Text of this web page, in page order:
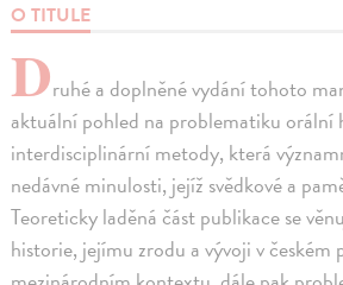
O TITULE
Druhé a doplněné vydání tohoto
aktuální pohled na problematiku orální
interdisciplinární metody, která
nedávné minulosti, jejíž svědkové a
Teoreticky laděná část publikace se
historie, jejímu zrodu a vývoji v českém